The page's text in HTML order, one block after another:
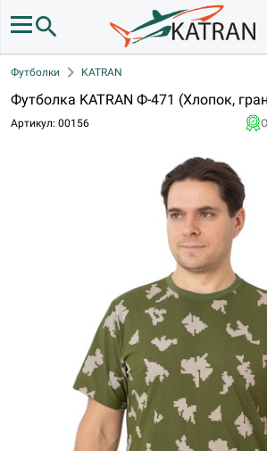
search
Футболки chevron_right KATRAN
Футболка KATRAN Ф-471 (Хлопок,
Артикул: 00156